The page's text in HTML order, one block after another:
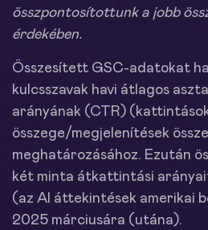
összpontosítottunk a jobb
érdekében.
Összesített GSC-adatokat
kulcsszavak havi átlagos
arányának (CTR)
összege/megjelenítések
meghatározásához. Ezután
két minta átkattintási
(az AI áttekintések amerikai
2025 márciusára (utána).